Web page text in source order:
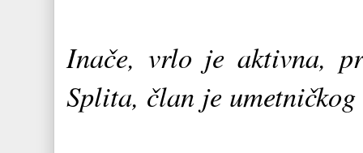
Inače, vrlo je aktivna,
Splita, član je